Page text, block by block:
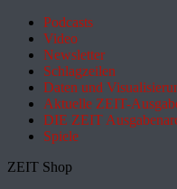
Podcasts
Video
Newsletter
Schlagzeilen
Daten und
Aktuelle ZEIT-
DIE ZEIT
Spiele
ZEIT Shop